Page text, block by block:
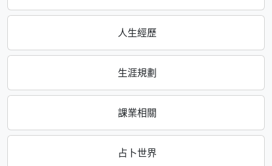
人生經歷
生涯規劃
課業相關
占卜世界